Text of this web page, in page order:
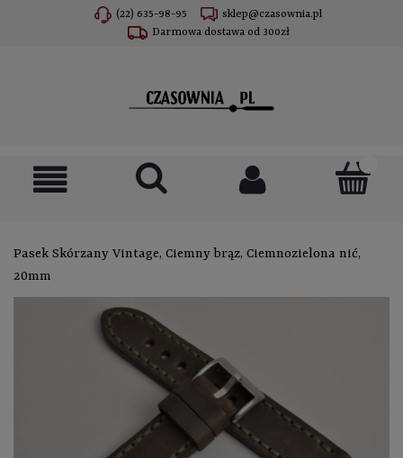
(22) 635-98-95
sklep@czasownia.pl
Darmowa dostawa od 300zł
Pasek Skórzany Vintage, Ciemny brąz, Ciemnozielona nić,
20mm